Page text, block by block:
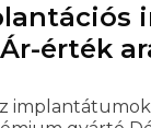
érték